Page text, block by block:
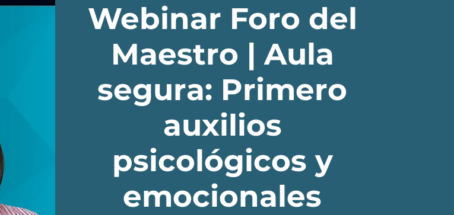
Webinar Foro del
Maestro | Aula
segura: Primero
auxilios
psicológicos y
emocionales